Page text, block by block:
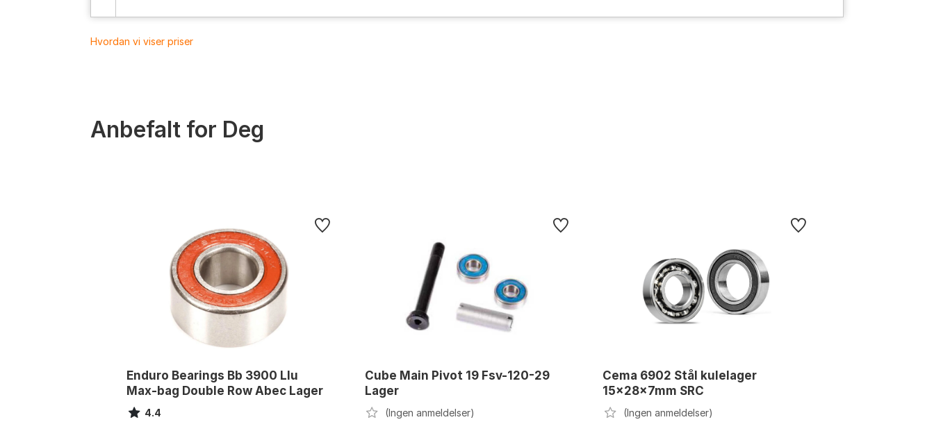
Hvordan vi viser priser
Anbefalt for Deg
Enduro Bearings Bb 3900 Llu
Max-bag Double Row Abec Lager
4.4
Cube Main Pivot 19 Fsv-120-29
Lager
(Ingen anmeldelser)
Cema 6902 Stål kulelager
15x28x7mm SRC
(Ingen anmeldelser)